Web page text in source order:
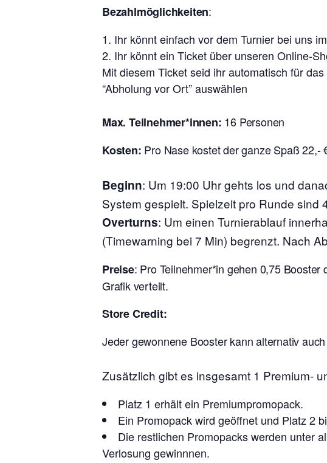
Bezahlmöglichkeiten:
Ihr könnt einfach vor dem Turnier bei uns
Ihr könnt ein Ticket über unseren Online-
Mit diesem Ticket seid ihr automatisch für
“Abholung vor Ort” auswählen
Max. Teilnehmer*innen: 16 Personen
Kosten: Pro Nase kostet der ganze Spaß 22,-
Beginn: Um 19:00 Uhr gehts los und
System gespielt. Spielzeit pro Runde sind
Overturns: Um einen Turnierablauf
(Timewarning bei 7 Min) begrenzt. Nach
Preise: Pro Teilnehmer*in gehen 0,75
Grafik verteilt.
Store Credit:
Jeder gewonnene Booster kann alternativ
Zusätzlich gibt es insgesamt 1 Premium-
Platz 1 erhält ein Premiumpromopack.
Ein Promopack wird geöffnet und Platz 2
Die restlichen Promopacks werden unter
Verlosung gewinnnen.